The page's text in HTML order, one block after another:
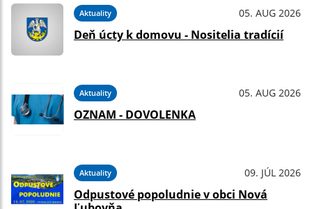
Aktuality 05. AUG 2026
Deň úcty k domovu - Nositelia tradícií
Aktuality 05. AUG 2026
OZNAM - DOVOLENKA
Aktuality 09. JÚL 2026
Odpustové popoludnie v obci Nová